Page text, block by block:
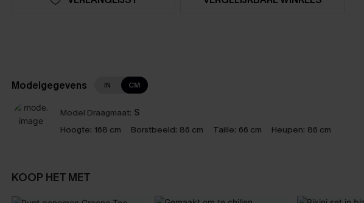
Modelgegevens IN CM
Model Draagmaat: S
Hoogte: 168 cm Borstbeeld: 86 cm Taille: 66 cm Heupen: 86 cm
KOOP HET MET